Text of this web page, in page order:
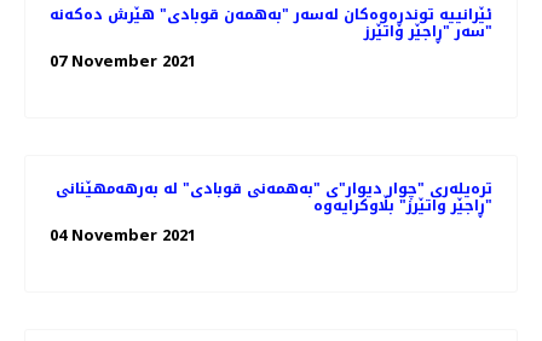
ئێرانییە توندڕەوەکان لەسەر "بەهمەن قوبادی" هێرش دەکەنە
سەر "ڕاجێر واتێرز"
07 November 2021
ترەیلەری "چوار دیوار"ی "بەهمەنی قوبادی" لە بەرهەمهێنانی
"ڕاجێر واتێرز" بڵاوکرایەوە
04 November 2021